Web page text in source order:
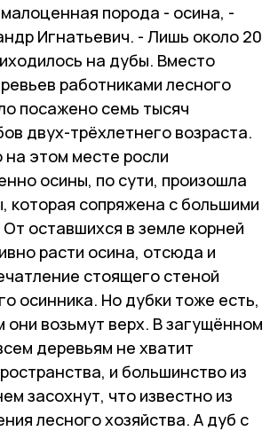
порода - осина, -
Игнатьевич. - Лишь около 20
на дубы. Вместо
работниками лесного
посажено семь тысяч
двух-трёхлетнего возраста.
на этом месте росли
осины, по сути, произошла
которая сопряжена с большими
оставшихся в земле корней
расти осина, отсюда и
стоящего стеной
осинника. Но дубки тоже есть,
они возьмут верх. В загущённом
деревьям не хватит
и большинство из
засохнут, что известно из
лесного хозяйства. А дуб с